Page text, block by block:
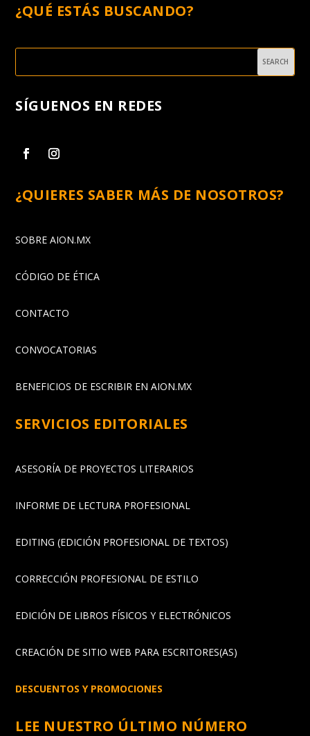
¿QUÉ ESTÁS BUSCANDO?
SÍGUENOS EN REDES
¿QUIERES SABER MÁS DE NOSOTROS?
SOBRE AION.MX
CÓDIGO DE ÉTICA
CONTACTO
CONVOCATORIAS
BENEFICIOS DE ESCRIBIR EN AION.MX
SERVICIOS EDITORIALES
ASESORÍA DE PROYECTOS LITERARIOS
INFORME DE LECTURA PROFESIONAL
EDITING (EDICIÓN PROFESIONAL DE TEXTOS)
CORRECCIÓN PROFESIONAL DE ESTILO
EDICIÓN DE LIBROS FÍSICOS Y ELECTRÓNICOS
CREACIÓN DE SITIO WEB PARA ESCRITORES(AS)
DESCUENTOS Y PROMOCIONES
LEE NUESTRO ÚLTIMO NÚMERO